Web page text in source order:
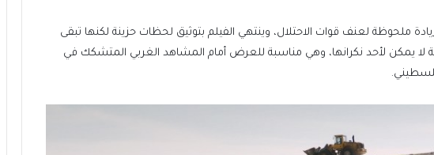
أحداث الفيلم حتى عام 2023 مع زيادة ملحوظة لعنف قوات الاحتلال، وينتهي الفيلم بتوثيق لحظات حزينة لكنها تبقى
لا يمكن لأحد نكرانها، وهي مناسبة للعرض أمام المشاهد الغربي المتشكك في